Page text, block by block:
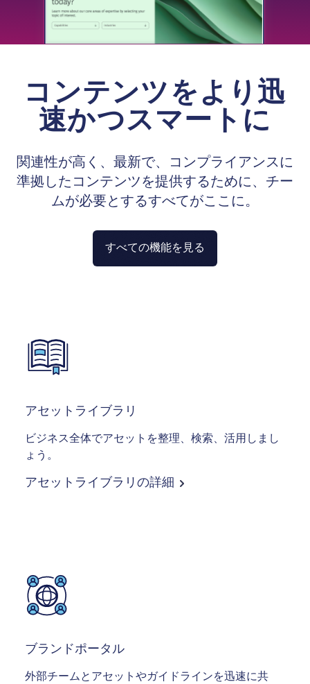
コンテンツをより迅
速かつスマートに
関連性が高く、最新で、コンプライアンスに
準拠したコンテンツを提供するために、チー
ムが必要とするすべてがここに。
すべての機能を見る
Image
アセットライブラリ
ビジネス全体でアセットを整理、検索、活用しまし
ょう。
アセットライブラリの詳細
Image
ブランドポータル
外部チームとアセットやガイドラインを迅速に共